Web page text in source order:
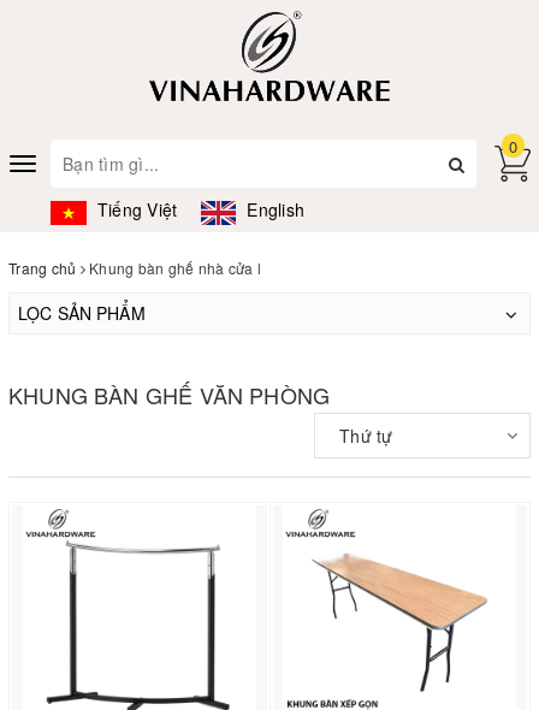
Toggle
navigation
Tiếng Việt English
0
Trang chủ Khung bàn ghế nhà cửa l
LỌC SẢN PHẨM
KHUNG BÀN GHẾ VĂN PHÒNG
Thứ tự